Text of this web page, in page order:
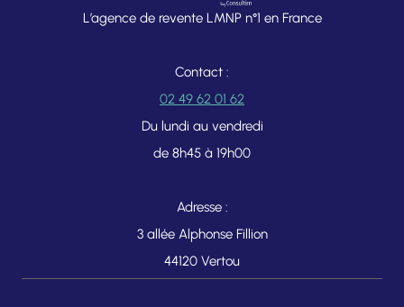
L’agence de revente LMNP n°1 en France
Contact :
02 49 62 01 62
Du lundi au vendredi
de 8h45 à 19h00
Adresse :
3 allée Alphonse Fillion
44120 Vertou